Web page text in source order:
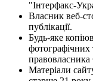
"Інтерфакс-
Власник веб-
публікації.
Будь-яке
фотографічних
правовласника
Матеріали